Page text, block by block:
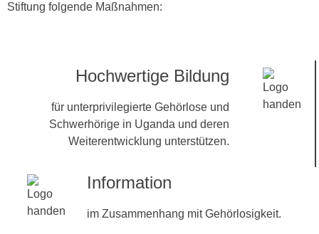
Stiftung folgende Maßnahmen:
Hochwertige Bildung
für unterprivilegierte Gehörlose und
Schwerhörige in Uganda und deren
Weiterentwicklung unterstützen.
Information
im Zusammenhang mit Gehörlosigkeit.